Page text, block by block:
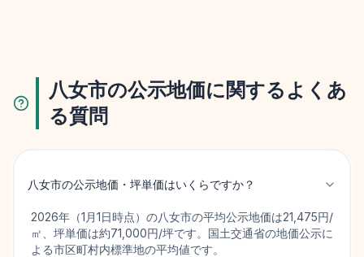
八女市の公示地価に関するよくあ
る質問
八女市の公示地価・坪単価はいくらですか？
2026年（1月1日時点）の八女市の平均公示地価は21,475円/
㎡、坪単価は約71,000円/坪です。国土交通省の地価公示に
よる市区町村内標準地の平均値です。